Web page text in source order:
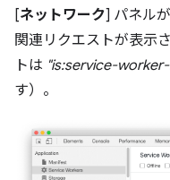
[ネットワーク] パネル
関連リクエストが表示
トは "is:service-
す）。